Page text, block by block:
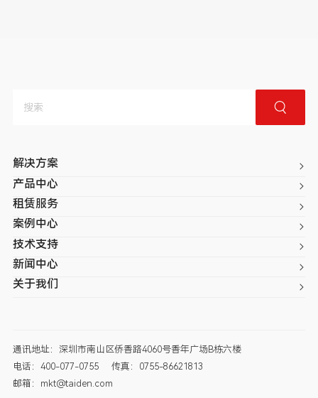
解决方案
产品中心
租赁服务
案例中心
技术支持
新闻中心
关于我们
通讯地址：深圳市南山区侨香路4060号香年广场B栋六楼
电话：400-077-0755
传真：0755-86621813
邮箱：mkt@taiden.com